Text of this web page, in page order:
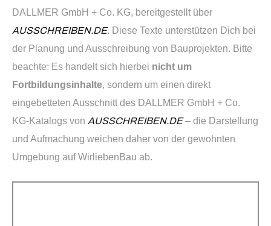
DALLMER GmbH + Co. KG, bereitgestellt über
AUSSCHREIBEN.DE. Diese Texte unterstützen Dich bei
der Planung und Ausschreibung von Bauprojekten. Bitte
beachte: Es handelt sich hierbei nicht um
Fortbildungsinhalte, sondern um einen direkt
eingebetteten Ausschnitt des DALLMER GmbH + Co.
KG-Katalogs von AUSSCHREIBEN.DE– die Darstellung
und Aufmachung weichen daher von der gewohnten
Umgebung auf WirliebenBau ab.